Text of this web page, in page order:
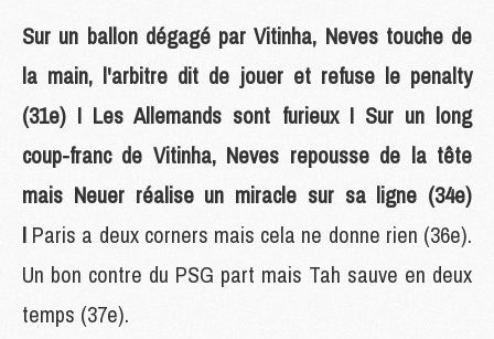
Sur un ballon dégagé par Vitinha, Neves touche de
la main, l'arbitre dit de jouer et refuse le penalty
(31e) ! Les Allemands sont furieux ! Sur un long
coup-franc de Vitinha, Neves repousse de la tête
mais Neuer réalise un miracle sur sa ligne (34e)
! Paris a deux corners mais cela ne donne rien (36e).
Un bon contre du PSG part mais Tah sauve en deux
temps (37e).